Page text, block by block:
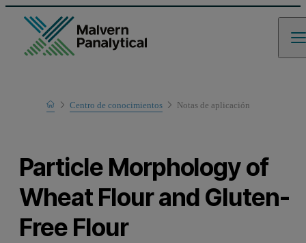
Home
Learn
Centro de conocimientos Notas de aplicación
Particle Morphology of
Wheat Flour and Gluten-
Free Flour